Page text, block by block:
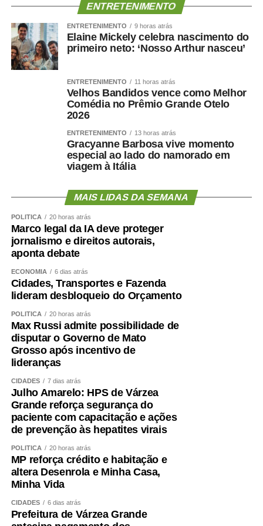
Como enfrentar
cientificamente esse problema
?
Circunferência abdominal, composição corporal, força de
preensão, velocidade da marcha, capacidade funcional e
exames cardiometabólicos ajudam a identificar riscos que
O treinamento de força deve ocupar posição central.
Caminhar é importante, mas pode não ser suficiente para
preservar ou recuperar massa muscular. Exercícios
resistidos, progressivos e individualizados são
A alimentação também precisa garantir quantidade
adequada de proteínas e energia, distribuídas ao longo
do dia e ajustadas à idade, função renal, rotina e
condição clínica.
Além disso, é essencial tratar fatores que aceleram a
perda muscular e o envelhecimento vascular, como
sedentarismo, diabetes, hipertensão, alterações do sono,
tabagismo e obesidade visceral.
Envelhecer bem ,exige
preservar força
A obesidade sarcopênica mostra por que o cuidado não
pode ser fragmentado. Peso, metabolismo, coração,
músculo e cérebro fazem parte do mesmo sistema.
ENTRETENIMENTO
ENTRETENIMENTO 9 horas atrás
Elaine Mickely celebra nascimento do
primeiro neto: ‘Nosso Arthur nasceu’
ENTRETENIMENTO 11 horas atrás
Velhos Bandidos vence como Melhor
Comédia no Prêmio Grande Otelo
2026
ENTRETENIMENTO 13 horas atrás
Gracyanne Barbosa vive momento
especial ao lado do namorado em
viagem à Itália
MAIS LIDAS DA SEMANA
POLÍTICA 20 horas atrás
Marco legal da IA deve proteger
jornalismo e direitos autorais,
aponta debate
ECONOMIA 6 dias atrás
Cidades, Transportes e Fazenda
lideram desbloqueio do Orçamento
POLÍTICA 20 horas atrás
Max Russi admite possibilidade de
disputar o Governo de Mato
Grosso após incentivo de
lideranças
CIDADES 7 dias atrás
Julho Amarelo: HPS de Várzea
Grande reforça segurança do
paciente com capacitação e ações
de prevenção às hepatites virais
POLÍTICA 20 horas atrás
MP reforça crédito e habitação e
altera Desenrola e Minha Casa,
Minha Vida
CIDADES 6 dias atrás
Prefeitura de Várzea Grande